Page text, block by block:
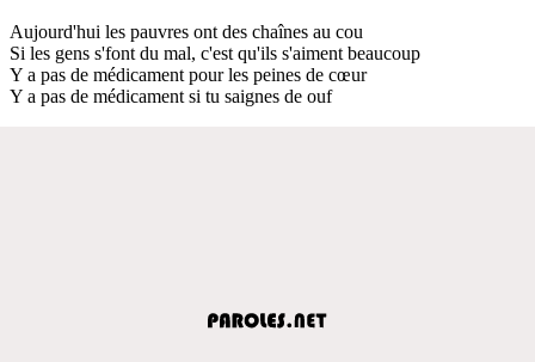
Aujourd'hui les pauvres ont des chaînes au cou
Si les gens s'font du mal, c'est qu'ils s'aiment beaucoup
Y a pas de médicament pour les peines de cœur
Y a pas de médicament si tu saignes de ouf